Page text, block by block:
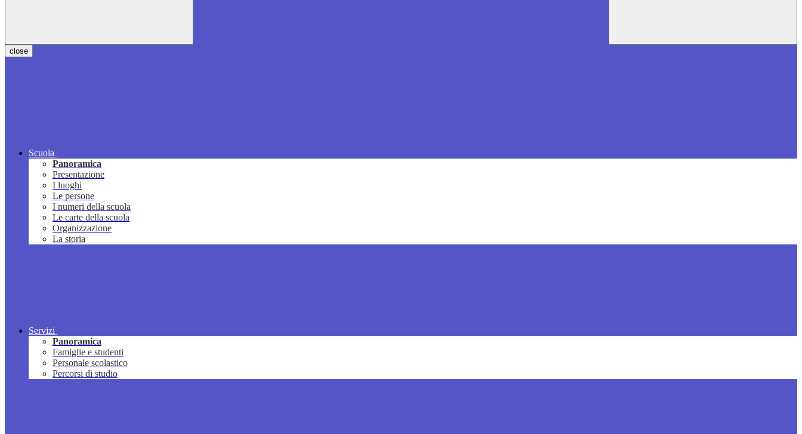
close
Scuola
Panoramica
Presentazione
I luoghi
Le persone
I numeri della scuola
Le carte della scuola
Organizzazione
La storia
Servizi
Panoramica
Famiglie e studenti
Personale scolastico
Percorsi di studio